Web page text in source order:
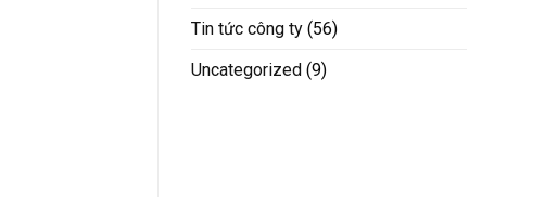
Tin tức công ty (56)
Uncategorized (9)